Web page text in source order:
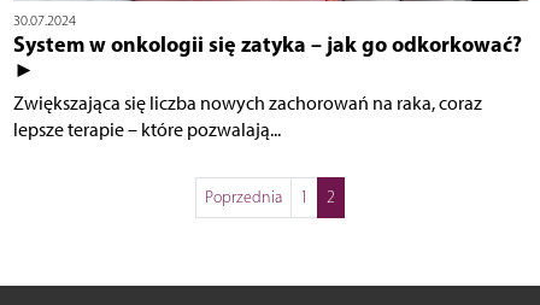
30.07.2024
System w onkologii się zatyka – jak go odkorkować?
►
Zwiększająca się liczba nowych zachorowań na raka, coraz
lepsze terapie – które pozwalają...
Poprzednia 1 2